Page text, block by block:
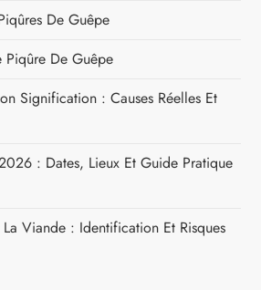
De Guêpe
Piqûre De Guêpe
Signification : Causes Réelles Et
: Dates, Lieux Et Guide Pratique
Viande : Identification Et Risques